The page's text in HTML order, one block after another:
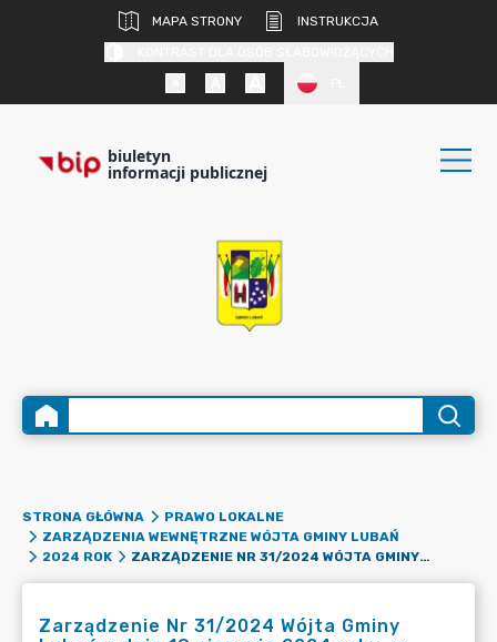
MAPA STRONY
INSTRUKCJA
biuletyn
informacji publicznej
STRONA GŁÓWNA
PRAWO LOKALNE
ZARZĄDZENIA WEWNĘTRZNE WÓJTA GMINY LUBAŃ
2024 ROK
ZARZĄDZENIE NR 31/2024 WÓJTA GMINY LUBAŃ Z DNIA 19 SIERPNIA 2024 ROKU, W SPRAWIE PRZEPROWADZENIA PRZEGLĄDU DOKUMENTACJI NIEJAWNEJ W URZĘDZIE GMINY LUBAŃ
Zarządzenie Nr 31/2024 Wójta Gminy